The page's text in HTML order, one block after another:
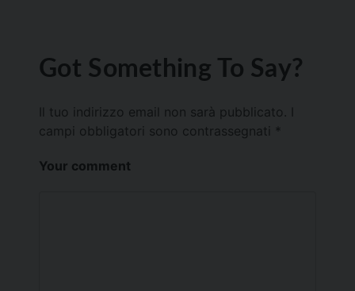
Got Something To Say?
Il tuo indirizzo email non sarà pubblicato.
campi obbligatori sono contrassegnati *
Your comment